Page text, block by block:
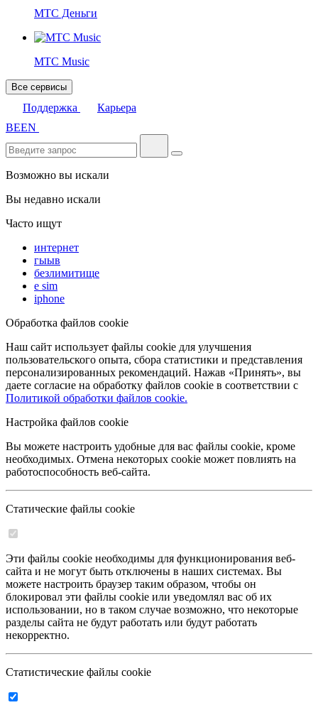
МТС Деньги
МТС Music
Все сервисы
Поддержка
Карьера
BEEN
Возможно вы искали
Вы недавно искали
Часто ищут
интернет
гыыв
безлимитище
e sim
iphone
Обработка файлов cookie
Наш сайт использует файлы cookie для улучшения
пользовательского опыта, сбора статистики и представления
персонализированных рекомендаций. Нажав «Принять», вы
даете согласие на обработку файлов cookie в соответствии с
Политикой обработки файлов cookie.
Настройка файлов cookie
Вы можете настроить удобные для вас файлы cookie, кроме
необходимых. Отмена некоторых cookie может повлиять на
работоспособность веб-сайта.
Статические файлы cookie
Эти файлы cookie необходимы для функционирования веб-
сайта и не могут быть отключены в наших системах. Вы
можете настроить браузер таким образом, чтобы он
блокировал эти файлы cookie или уведомлял вас об их
использовании, но в таком случае возможно, что некоторые
разделы сайта не будут работать или будут работать
некорректно.
Статистические файлы cookie